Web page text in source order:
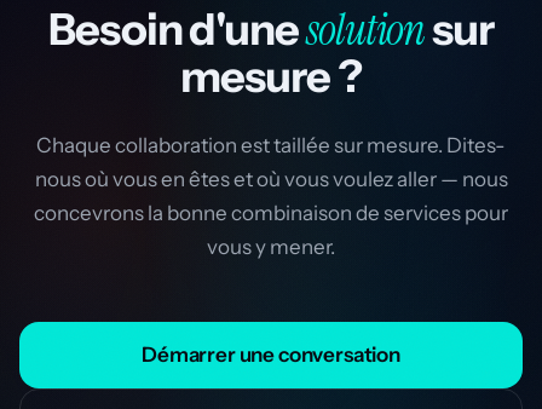
Besoin d'unesolutionsur
mesure ?
Chaque collaboration est taillée sur mesure. Dites-
nous où vous en êtes et où vous voulez aller — nous
concevrons la bonne combinaison de services pour
vous y mener.
Démarrer une conversation